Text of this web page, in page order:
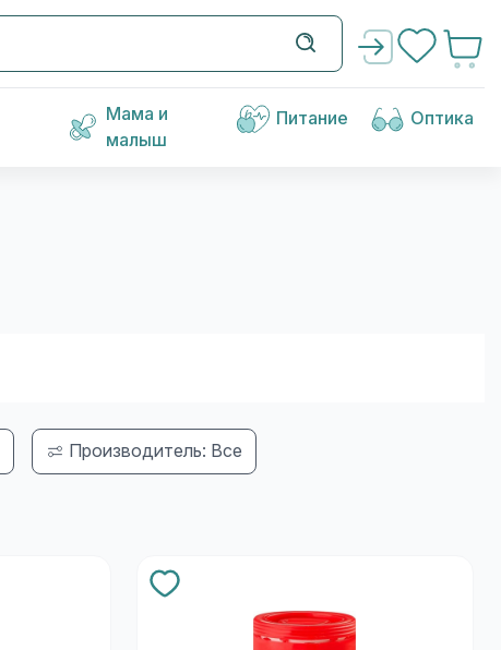
Мама и
малыш
Питание Оптика
Производитель: Все